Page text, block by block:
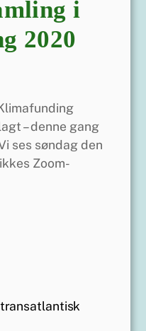
i
2020
– denne gang
ses søndag den
Zoom-
transatlantisk